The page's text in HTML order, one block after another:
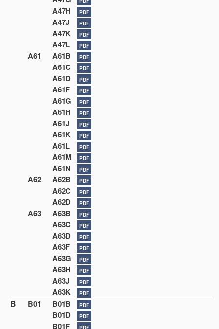
A47H PDF
A47J PDF
A47K PDF
A47L PDF
A61 A61B PDF
A61C PDF
A61D PDF
A61F PDF
A61G PDF
A61H PDF
A61J PDF
A61K PDF
A61L PDF
A61M PDF
A61N PDF
A62 A62B PDF
A62C PDF
A62D PDF
A63 A63B PDF
A63C PDF
A63D PDF
A63F PDF
A63G PDF
A63H PDF
A63J PDF
A63K PDF
B B01 B01B PDF
B01D PDF
B01F PDF